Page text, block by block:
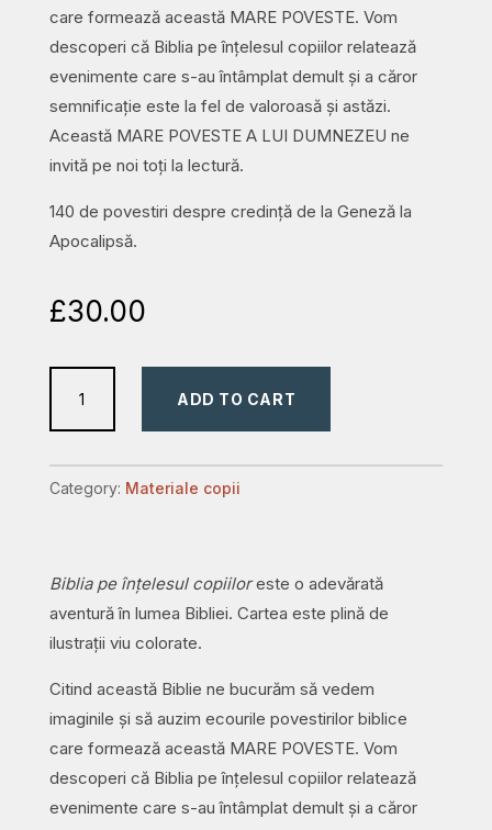
care formează această MARE POVESTE. Vom
descoperi că Biblia pe înțelesul copiilor relatează
evenimente care s-au întâmplat demult și a căror
semnificație este la fel de valoroasă și astăzi.
Această MARE POVESTE A LUI DUMNEZEU ne
invită pe noi toți la lectură.
140 de povestiri despre credință de la Geneză la
Apocalipsă.
£30.00
copiilor:
140
despre
credință
de
ADD TO CART
Category: Materiale copii
Biblia pe înțelesul copiiloreste o adevărată
aventură în lumea Bibliei. Cartea este plină de
ilustrații viu colorate.
Citind această Biblie ne bucurăm să vedem
imaginile și să auzim ecourile povestirilor biblice
care formează această MARE POVESTE. Vom
descoperi că Biblia pe înțelesul copiilor relatează
evenimente care s-au întâmplat demult și a căror